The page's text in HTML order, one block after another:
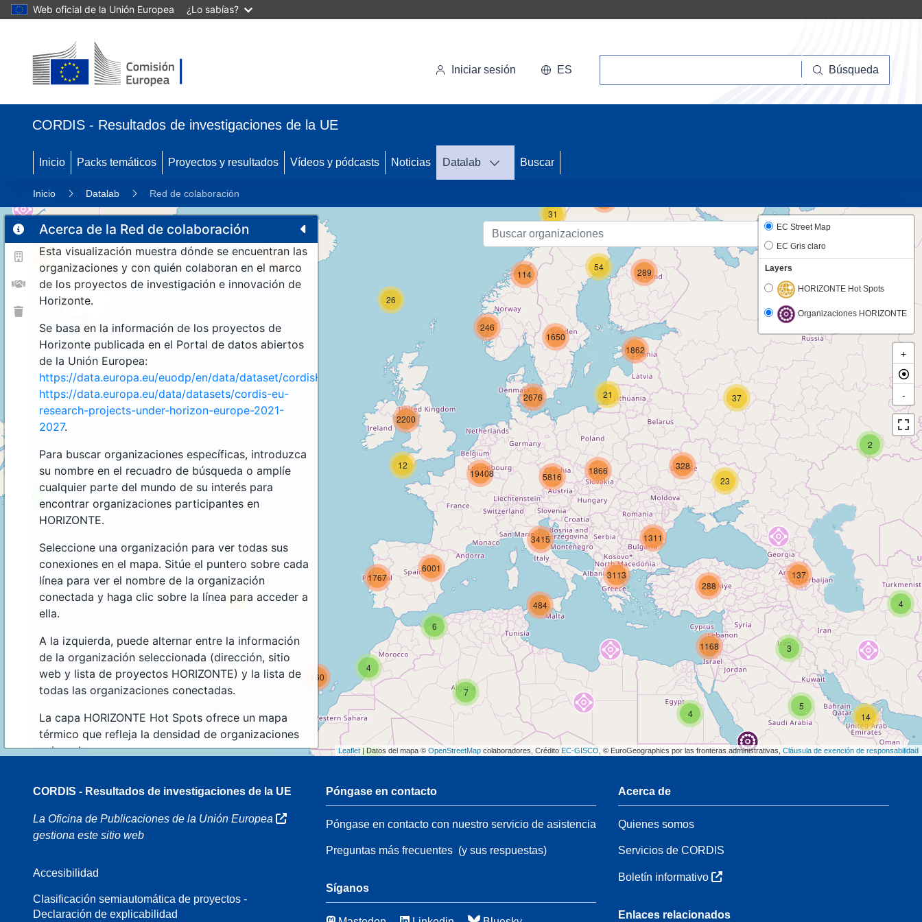
Web oficial de la Unión Europea ¿Lo sabías?
Iniciar sesión ES Búsqueda
CORDIS - Resultados de investigaciones de la UE
Inicio Packs temáticos Proyectos y resultados Vídeos y pódcasts Noticias Datalab Buscar
Inicio Datalab Red de colaboración
Acerca de la Red de colaboración
Esta visualización muestra dónde se encuentran las
organizaciones y con quién colaboran en el marco
de los proyectos de investigación e innovación de
Horizonte.
Se basa en la información de los proyectos de
Horizonte publicada en el Portal de datos abiertos
de la Unión Europea:
https://data.europa.eu/euodp/en/data/dataset/cordisH2020projects.
https://data.europa.eu/data/datasets/cordis-eu-
research-projects-under-horizon-europe-2021-
2027.
Para buscar organizaciones específicas, introduzca
su nombre en el recuadro de búsqueda o amplíe
cualquier parte del mundo de su interés para
encontrar organizaciones participantes en
HORIZONTE.
Seleccione una organización para ver todas sus
conexiones en el mapa. Sitúe el puntero sobre cada
línea para ver el nombre de la organización
conectada y haga clic sobre la línea para acceder a
ella.
A la izquierda, puede alternar entre la información
de la organización seleccionada (dirección, sitio
web y lista de proyectos HORIZONTE) y la lista de
todas las organizaciones conectadas.
La capa HORIZONTE Hot Spots ofrece un mapa
térmico que refleja la densidad de organizaciones
sobre el mapa.
2
16
2
104
5
14
4
137
2
10
7
4
44
160
31
54 289
23
37
328
3
4
288
1168
1311
3113
192
12
26
2200
21
114
246
1650
1862
1866
3415
2676
5816
6
484
1767
19408
6001
EC Street Map
EC Gris claro
Layers
HORIZONTE Hot Spots
Organizaciones HORIZONTE
+
-
Leaflet | Datos del mapa © OpenStreetMap colaboradores, Crédito EC-GISCO , © EuroGeographics por las fronteras administrativas, Cláusula de exención de responsabilidad
CORDIS - Resultados de investigaciones de la UE
La Oficina de Publicaciones de la Unión Europea
gestiona este sitio web
Accesibilidad
Clasificación semiautomática de proyectos -
Declaración de explicabilidad
Póngase en contacto
Póngase en contacto con nuestro servicio de asistencia
Preguntas más frecuentes(y sus respuestas)
Síganos
Acerca de
Quienes somos
Servicios de CORDIS
Boletín informativo
Enlaces relacionados